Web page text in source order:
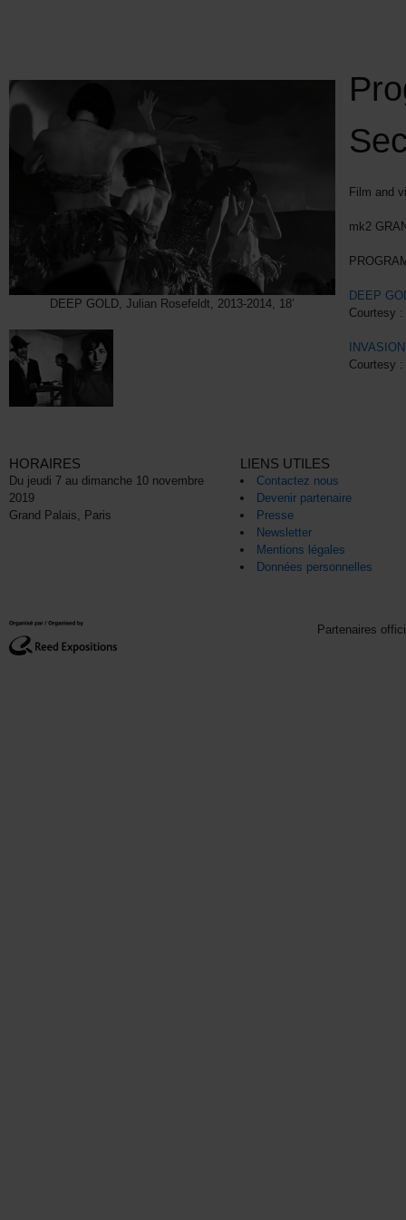
DEEP GOLD, Julian Rosefeldt, 2013-2014, 18’
Film and
mk2
DEEP
Courtesy
Courtesy
HORAIRES
Du jeudi 7 au dimanche 10 novembre
2019
Grand Palais, Paris
LIENS UTILES
Contactez nous
Devenir partenaire
Presse
Newsletter
Mentions légales
Données personnelles
Partenaires